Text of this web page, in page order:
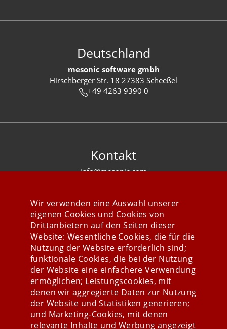
Deutschland
mesonic software gmbh
Hirschberger Str. 18 27383 Scheeßel
+49 4263 9390 0
Kontakt
info@mesonic.com
Stay connected
Wir verwenden eine Auswahl unserer
eigenen Cookies und Cookies von
Drittanbietern auf den Seiten dieser
Website: Wesentliche Cookies, die für die
Nutzung der Website erforderlich sind;
funktionale Cookies, die bei der Nutzung
der Website eine einfachere Verwendung
ermöglichen; Leistungscookies, mit
denen wir aggregierte Daten zur Nutzung
der Website und Statistiken generieren;
und Marketing-Cookies, mit denen
relevante Inhalte und Werbung angezeigt